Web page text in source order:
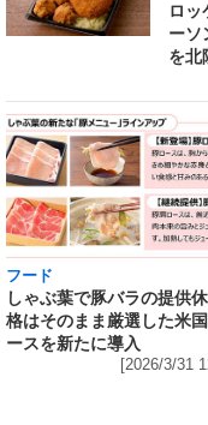
ロッ
ーソ
を北
フード
しゃぶ葉で豚バラの提供
格はそのまま厳選した米
ースを新たに導入
[2026/3/31